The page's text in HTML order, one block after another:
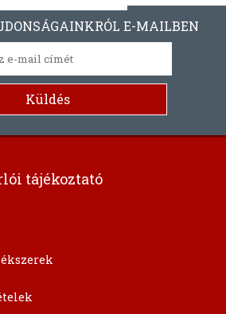
E-MAILBEN
tájékoztató